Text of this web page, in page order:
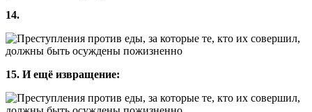
14.
15. И ещё извращение: